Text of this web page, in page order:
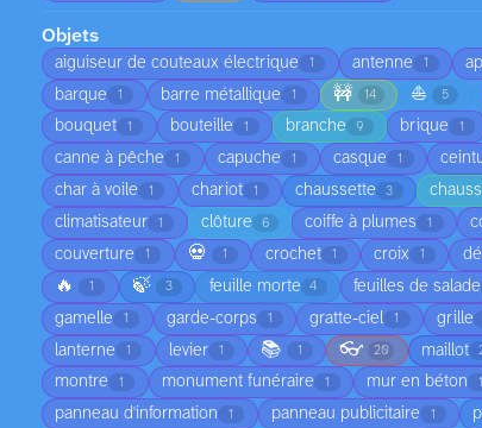
Objets
aiguiseur de couteaux électrique 1 antenne 1
barque 1 barre métallique 1 🚧 14 ⛵ 5
bouquet 1 bouteille 1 branche 9 brique 1
canne à pêche 1 capuche 1 casque 1
char à voile 1 chariot 1 chaussette 3
climatisateur 1 clôture 6 coiffe à plumes 1
couverture 1 💀 1 crochet 1 croix 1
🔥 1 🍃 3 feuille morte 4 feuilles de salade
gamelle 1 garde-corps 1 gratte-ciel 1 grille
lanterne 1 levier 1 📚 1 👓 20 maillot
montre 1 monument funéraire 1 mur en béton 1
panneau d'information 1 panneau publicitaire 1